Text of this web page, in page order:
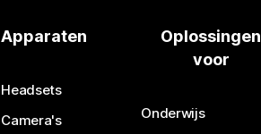
Apparaten
Headsets
Camera's
Oplossingen
voor
Onderwijs